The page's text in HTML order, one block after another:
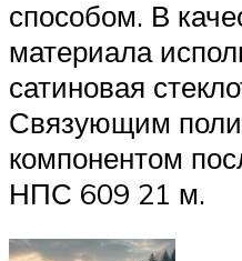
способом. В
материала
сатиновая
Связующим
компонентом
НПС 609 21 м.